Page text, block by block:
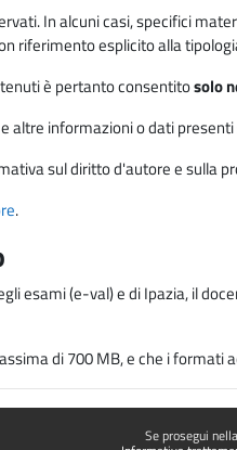
Se prosegui
In alcuni casi, specifici
riferimento esplicito alla
è pertanto consentitosolo
altre informazioni o dati
sul diritto d'autore e sulla
.
esami (e-val) e di Ipazia, il
di 700 MB, e che i